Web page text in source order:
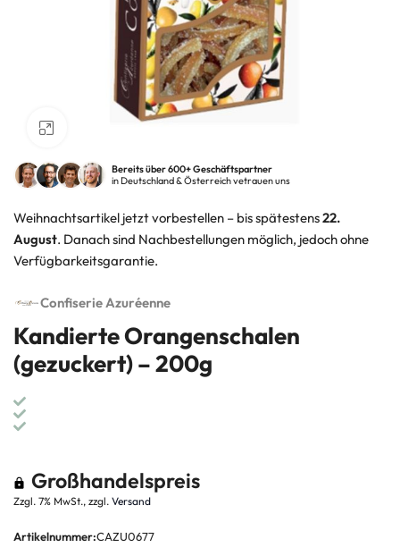
Klick zum Vergrößern
Bereits über 600+ Geschäftspartner
in Deutschland & Österreich vetrauen uns
Weihnachtsartikel jetzt vorbestellen – bis spätestens22.
August. Danach sind Nachbestellungen möglich, jedoch ohne
Verfügbarkeitsgarantie.
Confiserie Azuréenne
Kandierte Orangenschalen
(gezuckert) – 200g
Großhandelspreis
Zzgl. 7% MwSt., zzgl. Versand
Artikelnummer:CAZU0677